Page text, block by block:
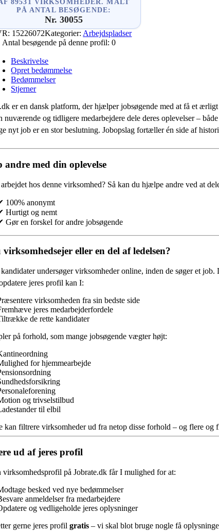
89531 VIRKSOMHEDER. MÅLT
PÅ ANTAL BESØGENDE:
Nr. 30055
15226072Kategorier: Arbejdspladser
Antal besøgende på denne profil: 0
Beskrivelse
Opret bedømmelse
Bedømmelser
Stjerner
er en dansk platform, der hjælper jobsøgende med at få et
nuværende og tidligere medarbejdere dele deres oplevelser –
nyt job er en stor beslutning. Jobopslag fortæller én side af
med din oplevelse
hos denne virksomhed?Så kan du hjælpe andre ved at
100% anonymt
Hurtigt og nemt
Gør en forskel for andre jobsøgende
eller en del af ledelsen?
undersøger virksomheder online, inden de søger et
jeres profil kan I:
virksomheden fra sin bedste side
jeres medarbejderfordele
de rette kandidater
på forhold, som mange jobsøgende vægter højt:
for hjemmearbejde
og trivselstilbud
til elbil
kan filtrere virksomheder ud fra netop disse forhold – og flere og
ud af jeres profil
virksomhedsprofil på Jobrate.dk får I mulighed for at:
besked ved nye bedømmelser
anmeldelser fra medarbejdere
og vedligeholde jeres oplysninger
gerne jeres profil gratis– vi skal blot bruge nogle få